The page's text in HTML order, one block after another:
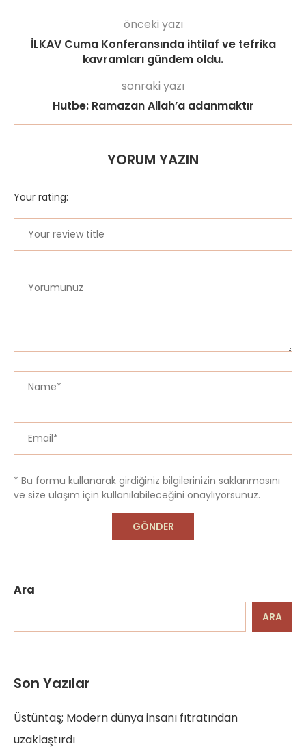
önceki yazı
İLKAV Cuma Konferansında ihtilaf ve tefrika
kavramları gündem oldu.
sonraki yazı
Hutbe: Ramazan Allah’a adanmaktır
YORUM YAZIN
Your rating:
* Bu formu kullanarak girdiğiniz bilgilerinizin saklanmasını
ve size ulaşım için kullanılabileceğini onaylıyorsunuz.
Ara
ARA
Son Yazılar
Üstüntaş; Modern dünya insanı fıtratından
uzaklaştırdı